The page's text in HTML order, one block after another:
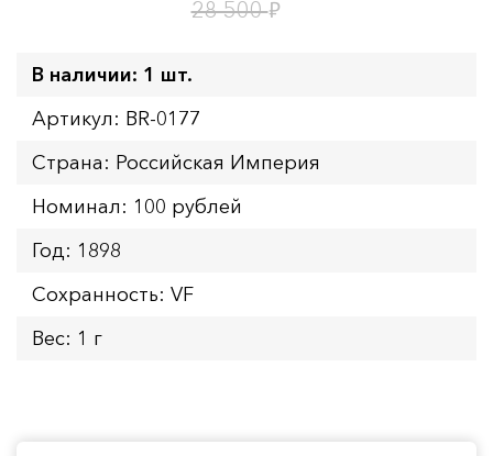
28 500₽
В наличии: 1 шт.
Артикул: BR-0177
Страна: Российская Империя
Номинал: 100 рублей
Год: 1898
Сохранность: VF
Вес: 1 г